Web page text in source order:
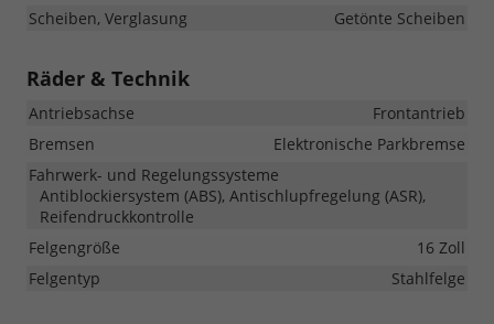
Scheiben, Verglasung
Getönte Scheiben
Räder & Technik
Antriebsachse
Frontantrieb
Bremsen
Elektronische Parkbremse
Fahrwerk- und Regelungssysteme
Antiblockiersystem (ABS), Antischlupfregelung (ASR),
Reifendruckkontrolle
Felgengröße
16 Zoll
Felgentyp
Stahlfelge